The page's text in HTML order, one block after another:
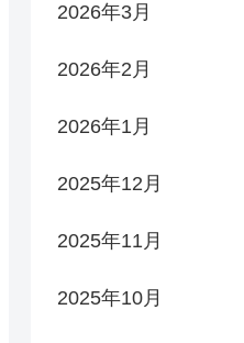
2026年3月
2026年2月
2026年1月
2025年12月
2025年11月
2025年10月